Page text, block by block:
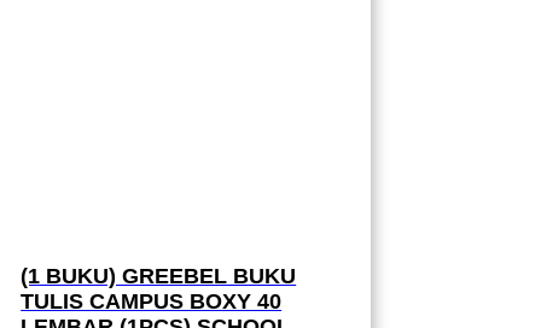
(1 BUKU) GREEBEL BUKU
TULIS CAMPUS BOXY 40